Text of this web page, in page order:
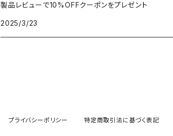
製品レビューで10%OFFクーポンをプレゼント
2025/3/23
プライバシーポリシー 特定商取引法に基づく表記